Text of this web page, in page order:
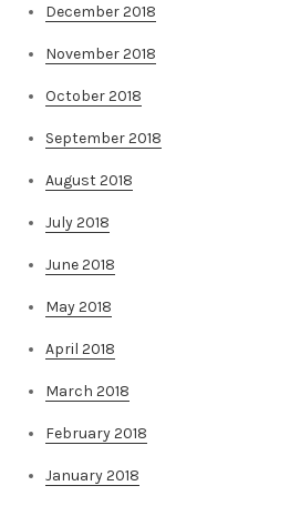
December 2018
November 2018
October 2018
September 2018
August 2018
July 2018
June 2018
May 2018
April 2018
March 2018
February 2018
January 2018